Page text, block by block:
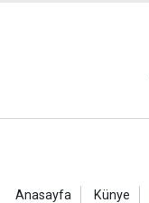
Anasayfa Künye